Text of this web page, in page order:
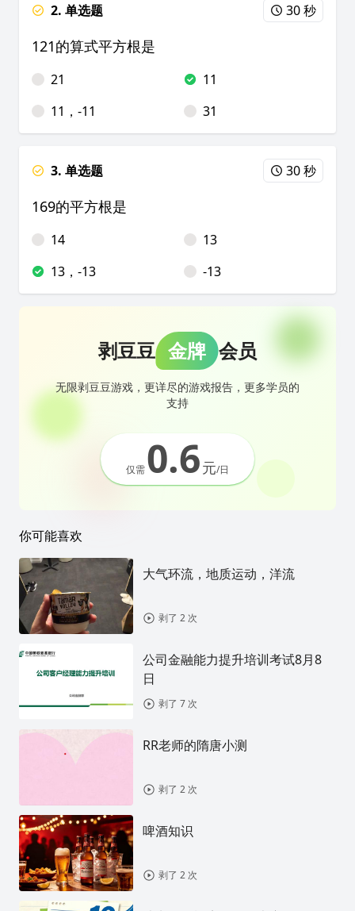
2. 单选题 30 秒
121的算式平方根是
21
11
11，-11
31
3. 单选题 30 秒
169的平方根是
14
13
13，-13
-13
剥豆豆 金牌 会员
无限剥豆豆游戏，更详尽的游戏报告，更多学员的
支持
仅需0.6元/日
你可能喜欢
大气环流，地质运动，洋流
剥了 2 次
公司金融能力提升培训考试8月8
日
剥了 7 次
RR老师的隋唐小测
剥了 2 次
啤酒知识
剥了 2 次